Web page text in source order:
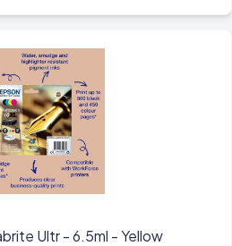
Ultr - 6.5ml - Yellow